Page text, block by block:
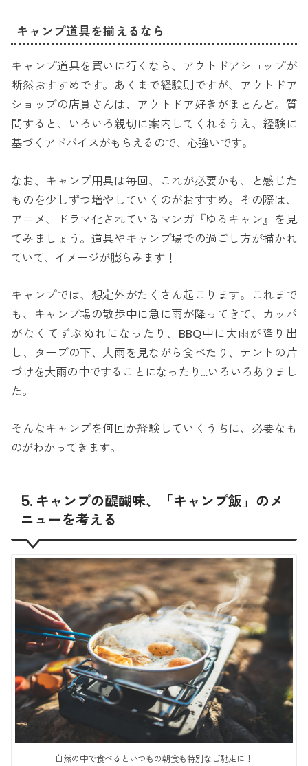
キャンプ道具を揃えるなら
キャンプ道具を買いに行くなら、アウトドアショップが
断然おすすめです。あくまで経験則ですが、アウトドア
ショップの店員さんは、アウトドア好きがほとんど。質
問すると、いろいろ親切に案内してくれるうえ、経験に
基づくアドバイスがもらえるので、心強いです。
なお、キャンプ用具は毎回、これが必要かも、と感じた
ものを少しずつ増やしていくのがおすすめ。その際は、
アニメ、ドラマ化されているマンガ『ゆるキャン』を見
てみましょう。道具やキャンプ場での過ごし方が描かれ
ていて、イメージが膨らみます！
キャンプでは、想定外がたくさん起こります。これまで
も、キャンプ場の散歩中に急に雨が降ってきて、カッパ
がなくてずぶぬれになったり、BBQ中に大雨が降り出
し、タープの下、大雨を見ながら食べたり、テントの片
づけを大雨の中ですることになったり…いろいろありまし
た。
そんなキャンプを何回か経験していくうちに、必要なも
のがわかってきます。
5. キャンプの醍醐味、「キャンプ飯」のメ
ニューを考える
自然の中で食べるといつもの朝食も特別なご馳走に！